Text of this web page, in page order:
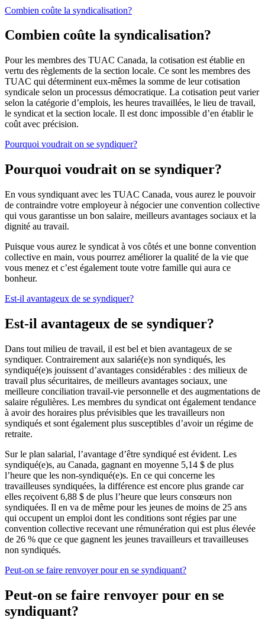
Combien coûte la syndicalisation?
Combien coûte la syndicalisation?
Pour les membres des TUAC Canada, la cotisation est établie en
vertu des règlements de la section locale. Ce sont les membres des
TUAC qui déterminent eux-mêmes la somme de leur cotisation
syndicale selon un processus démocratique. La cotisation peut varier
selon la catégorie d’emplois, les heures travaillées, le lieu de travail,
le syndicat et la section locale. Il est donc impossible d’en établir le
coût avec précision.
Pourquoi voudrait on se syndiquer?
Pourquoi voudrait on se syndiquer?
En vous syndiquant avec les TUAC Canada, vous aurez le pouvoir
de contraindre votre employeur à négocier une convention collective
qui vous garantisse un bon salaire, meilleurs avantages sociaux et la
dignité au travail.
Puisque vous aurez le syndicat à vos côtés et une bonne convention
collective en main, vous pourrez améliorer la qualité de la vie que
vous menez et c’est également toute votre famille qui aura ce
bonheur.
Est-il avantageux de se syndiquer?
Est-il avantageux de se syndiquer?
Dans tout milieu de travail, il est bel et bien avantageux de se
syndiquer. Contrairement aux salarié(e)s non syndiqués, les
syndiqué(e)s jouissent d’avantages considérables : des milieux de
travail plus sécuritaires, de meilleurs avantages sociaux, une
meilleure conciliation travail-vie personnelle et des augmentations de
salaire régulières. Les membres du syndicat ont également tendance
à avoir des horaires plus prévisibles que les travailleurs non
syndiqués et sont également plus susceptibles d’avoir un régime de
retraite.
Sur le plan salarial, l’avantage d’être syndiqué est évident. Les
syndiqué(e)s, au Canada, gagnant en moyenne 5,14 $ de plus
l’heure que les non-syndiqué(e)s. En ce qui concerne les
travailleuses syndiquées, la différence est encore plus grande car
elles reçoivent 6,88 $ de plus l’heure que leurs consœurs non
syndiquées. Il en va de même pour les jeunes de moins de 25 ans
qui occupent un emploi dont les conditions sont régies par une
convention collective recevant une rémunération qui est plus élevée
de 26 % que ce que gagnent les jeunes travailleurs et travailleuses
non syndiqués.
Peut-on se faire renvoyer pour en se syndiquant?
Peut-on se faire renvoyer pour en se
syndiquant?